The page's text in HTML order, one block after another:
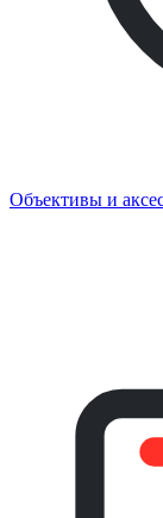
Объективы и